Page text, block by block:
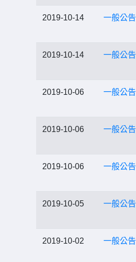
2019-10-14 一般公告
2019-10-14 一般公告
2019-10-06 一般公告
2019-10-06 一般公告
2019-10-06 一般公告
2019-10-05 一般公告
2019-10-02 一般公告